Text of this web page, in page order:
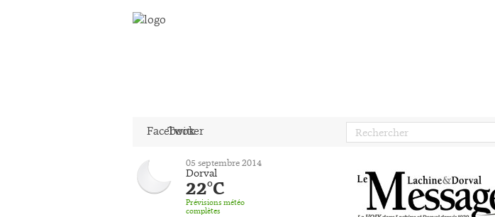
Facebook
Twitter
05 septembre 2014
Dorval
22°C
Prévisions météo
complètes